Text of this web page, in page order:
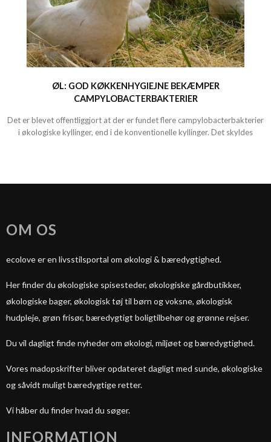
ØL: GOD KØKKENHYGIEJNE BEKÆMPER
CAMPYLOBACTERBAKTERIER
Det er blevet offentliggjort at der er fundet flere campylobacterbakterier
i økologiske kyllinger, end i de konventionelle kyllinger. Det skyldes
OM OS
ecolove er en livsstilsportal om økologi & bæredygtighed.
Her finder du økologiske spisesteder, økologiske gårdbutikker,
økologiske bager, økologisk tøj til børn og voksne, økologisk
hudpleje, grøn frisør, bæredygtigt boligtilbehør og grønne rejser.
Du vil dagligt finde nyheder om økologi, miljøet og bæredygtighed.
Vores madopskrifter bliver opdateret dagligt med sunde, økologiske
og såvidt muligt bæredygtige retter.
Vi håber du finder hvad du søger.
INFORMATION